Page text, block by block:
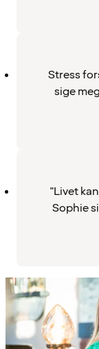
Stress
sige
"Livet
Sophie